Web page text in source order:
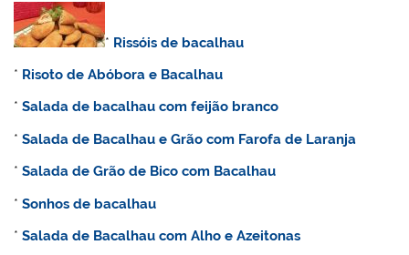
* Rissóis de bacalhau
* Risoto de Abóbora e Bacalhau
*Salada de bacalhau com feijão branco
*Salada de Bacalhau e Grão com Farofa de Laranja
*Salada de Grão de Bico com Bacalhau
*Sonhos de bacalhau
*Salada de Bacalhau com Alho e Azeitonas